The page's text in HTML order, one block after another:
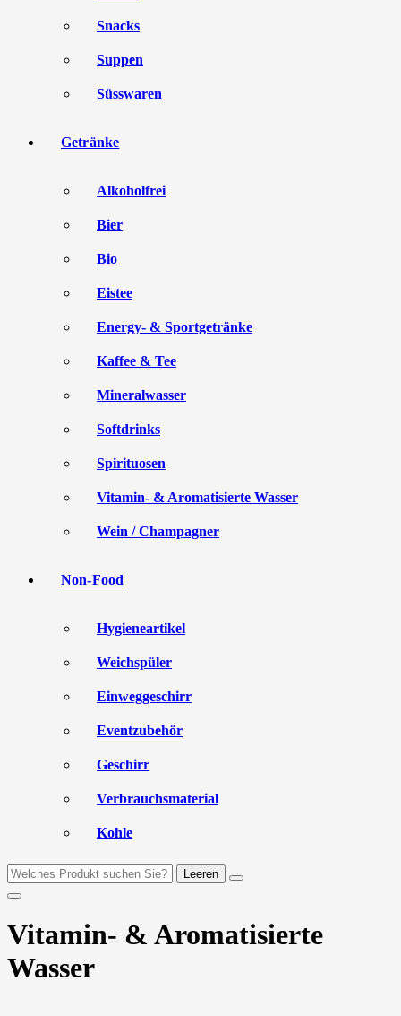
Snacks
Suppen
Süsswaren
Getränke
Alkoholfrei
Bier
Bio
Eistee
Energy- & Sportgetränke
Kaffee & Tee
Mineralwasser
Softdrinks
Spirituosen
Vitamin- & Aromatisierte Wasser
Wein / Champagner
Non-Food
Hygieneartikel
Weichspüler
Einweggeschirr
Eventzubehör
Geschirr
Verbrauchsmaterial
Kohle
Leeren
Vitamin- & Aromatisierte
Wasser